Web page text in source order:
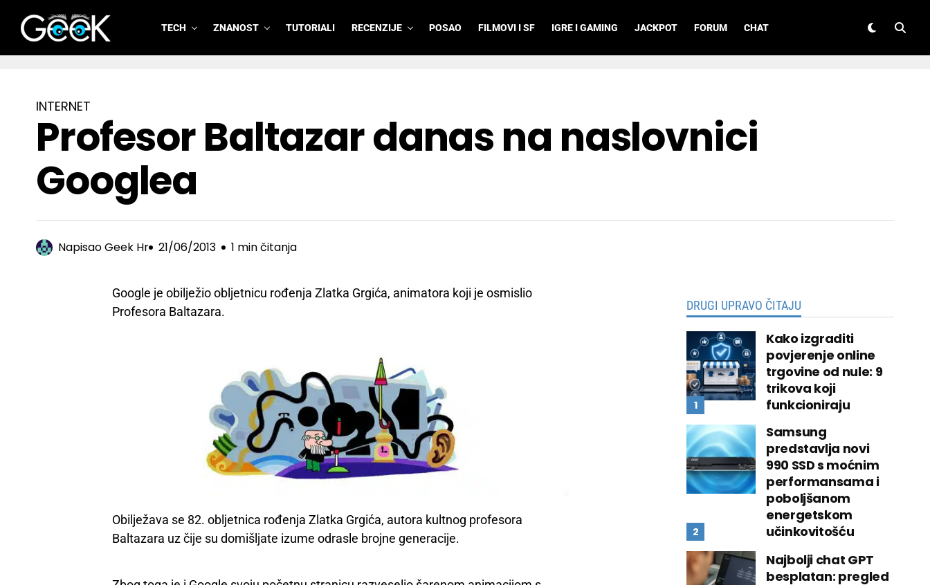
GeeK.hr
TECH ZNANOST TUTORIALI RECENZIJE POSAO FILMOVI I SF IGRE I GAMING JACKPOT FORUM CHAT
INTERNET
Profesor Baltazar danas na naslovnici
Googlea
NapisaoGeek Hr 21/06/2013 1 min čitanja
Google je obilježio obljetnicu rođenja Zlatka Grgića, animatora koji je osmislio
Profesora Baltazara.
Obilježava se 82. obljetnica rođenja Zlatka Grgića, autora kultnog profesora
Baltazara uz čije su domišljate izume odrasle brojne generacije.
DRUGI UPRAVO ČITAJU
Kako izgraditi
povjerenje online
trgovine od nule: 9
trikova koji
funkcioniraju
Samsung
predstavlja novi
990 SSD s moćnim
performansama i
poboljšanom
energetskom
učinkovitošću
Najbolji chat GPT
besplatan: pregled